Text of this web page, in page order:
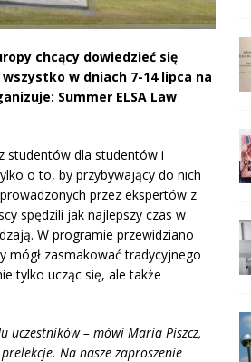
chcący dowiedzieć się
w dniach 7-14 lipca na
Summer ELSA Law
studentów dla studentów i
o to, by przybywający do nich
przez ekspertów z
spędzili jak najlepszy czas w
W programie przewidziano
mógł zasmakować tradycyjnego
tylko ucząc się, ale także
uczestników – mówi Maria Piszcz,
Na nasze zaproszenie